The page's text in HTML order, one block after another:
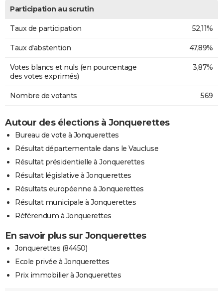
Participation au scrutin
Taux de participation 52,11%
Taux d'abstention 47,89%
Votes blancs et nuls (en pourcentage
des votes exprimés)
3,87%
Nombre de votants 569
Autour des élections à Jonquerettes
Bureau de vote à Jonquerettes
Résultat départementale dans le Vaucluse
Résultat présidentielle à Jonquerettes
Résultat législative à Jonquerettes
Résultats européenne à Jonquerettes
Résultat municipale à Jonquerettes
Référendum à Jonquerettes
En savoir plus sur Jonquerettes
Jonquerettes (84450)
Ecole privée à Jonquerettes
Prix immobilier à Jonquerettes